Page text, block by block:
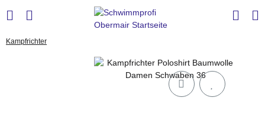
Kampfrichter